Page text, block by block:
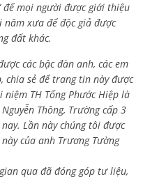
để mọi người được giới thiệu
năm xưa để độc giả được
đất khác.
các bậc đàn anh, các em
chia sẻ để trang tin này được
niệm TH Tống Phước Hiệp là
Thông, Trường cấp 3
Lần này chúng tôi được
của anh Trương Tường
qua đã đóng góp tư liệu,